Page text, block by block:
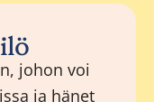
johon voi
ja hänet